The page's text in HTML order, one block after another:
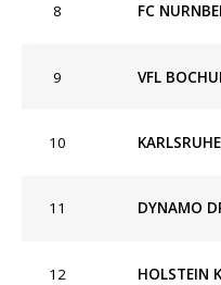
8 FC
9 VFL
10
11 DYNAMO
12 HOLSTEIN